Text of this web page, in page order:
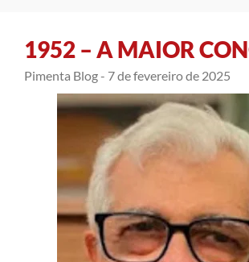
1952 – A MAIOR
Pimenta Blog - 7 de fevereiro de 2025